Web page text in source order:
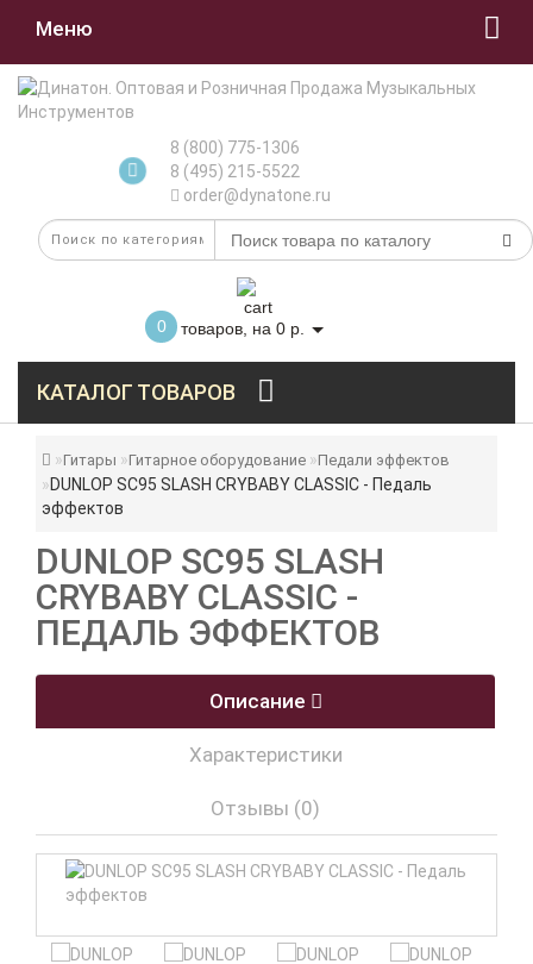
Меню
8 (800) 775-1306
8 (495) 215-5522
order@dynatone.ru
0 товаров, на 0 р.
КАТАЛОГ ТОВАРОВ
Гитары Гитарное оборудование Педали эффектов
DUNLOP SC95 SLASH CRYBABY CLASSIC - Педаль
эффектов
DUNLOP SC95 SLASH
CRYBABY CLASSIC -
ПЕДАЛЬ ЭФФЕКТОВ
Описание
Характеристики
Отзывы (0)